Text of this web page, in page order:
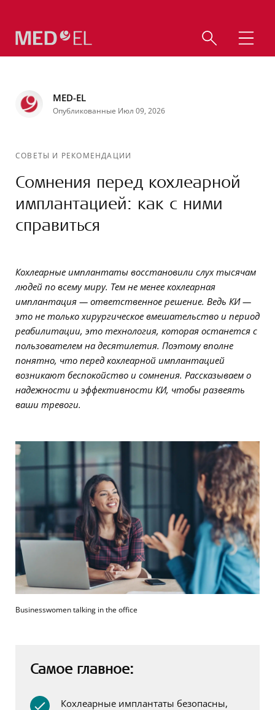
MED-EL
Опубликованные Июл 09, 2026
СОВЕТЫ И РЕКОМЕНДАЦИИ
Сомнения перед кохлеарной
имплантацией: как с ними
справиться
Кохлеарные имплантаты восстановили слух тысячам
людей по всему миру. Тем не менее кохлеарная
имплантация — ответственное решение. Ведь КИ —
это не только хирургическое вмешательство и период
реабилитации, это технология, которая останется с
пользователем на десятилетия. Поэтому вполне
понятно, что перед кохлеарной имплантацией
возникают беспокойство и сомнения. Рассказываем о
надежности и эффективности КИ, чтобы развеять
ваши тревоги.
Businesswomen talking in the office
Самое главное:
Кохлеарные имплантаты безопасны,